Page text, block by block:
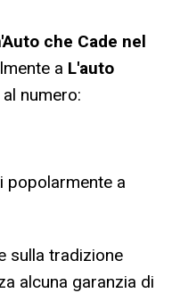
che Cade nel
a L'auto
numero:
popolarmente a
sulla tradizione
alcuna garanzia di